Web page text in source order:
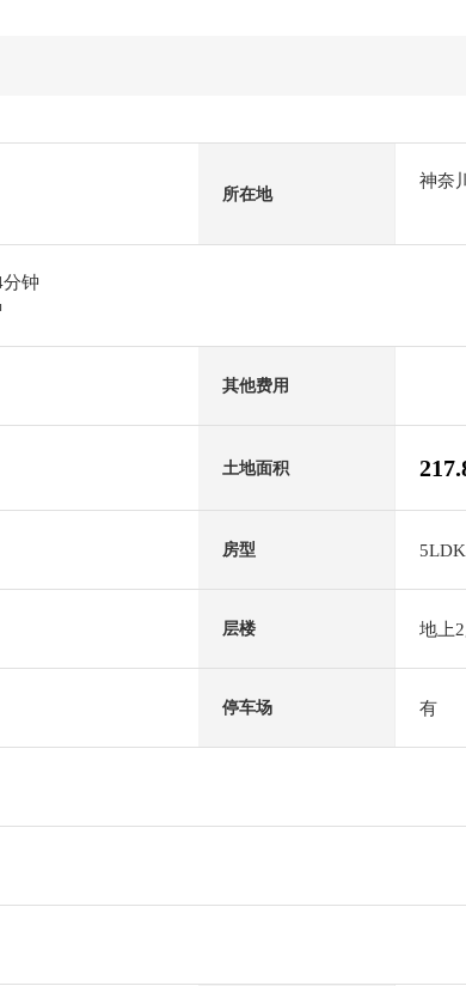
所在地
神奈
钟
其他费用
土地面积
房型 5LDK
层楼 地上
停车场 有